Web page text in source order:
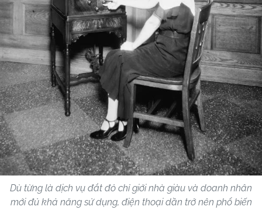
Dù từng là dịch vụ đắt đỏ chỉ giới nhà giàu và doanh nhân
mới đủ khả năng sử dụng, điện thoại dần trở nên phổ biến